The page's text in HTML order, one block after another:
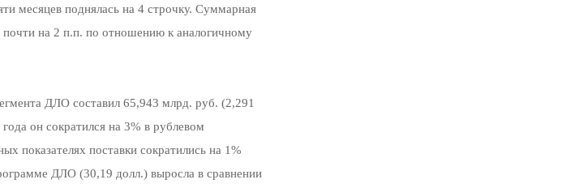
месяцев поднялась на 4 строчку. Суммарная
на 2 п.п. по отношению к аналогичному
ДЛО составил 65,943 млрд. руб. (2,291
он сократился на 3% в рублевом
показателях поставки сократились на 1%
ДЛО (30,19 долл.) выросла в сравнении